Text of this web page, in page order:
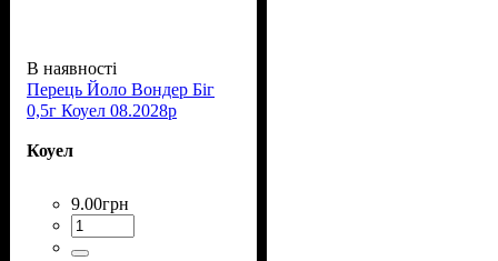
В наявності
Перець Йоло Вондер Біг
0,5г Коуел 08.2028р
Коуел
9.00грн